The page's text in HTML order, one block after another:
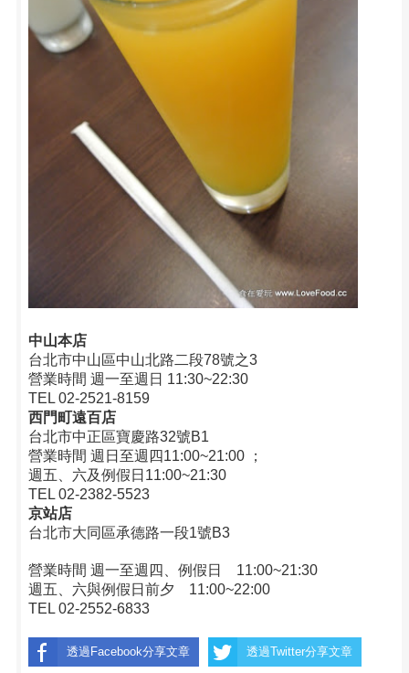
中山本店
台北市中山區中山北路二段78號之3
營業時間 週一至週日 11:30~22:30
TEL 02-2521-8159
西門町遠百店
台北市中正區寶慶路32號B1
營業時間 週日至週四11:00~21:00 ；
週五、六及例假日11:00~21:30
TEL 02-2382-5523
京站店
台北市大同區承德路一段1號B3
營業時間 週一至週四、例假日 11:00~21:30
週五、六與例假日前夕 11:00~22:00
TEL 02-2552-6833
透過Facebook分享文章 透過Twitter分享文章